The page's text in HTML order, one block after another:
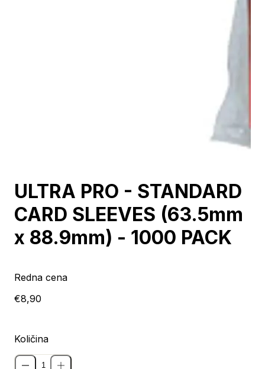
ULTRA PRO - STANDARD
CARD SLEEVES (63.5mm
x 88.9mm) - 1000 PACK
Redna cena
€8,90
Količina